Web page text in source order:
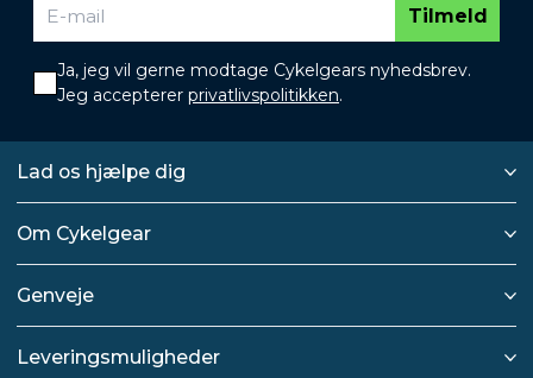
Tilmeld
Ja, jeg vil gerne modtage Cykelgears nyhedsbrev.
Jeg accepterer privatlivspolitikken.
Lad os hjælpe dig
Om Cykelgear
Genveje
Leveringsmuligheder